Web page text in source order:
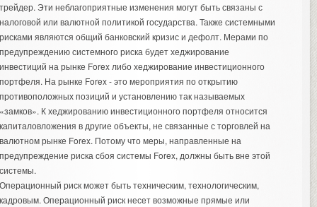
Эти неблагоприятные изменения могут быть связаны с
или валютной политикой государства. Также системными
являются общий банковский кризис и дефолт. Мерами по
системного риска будет хеджирование
на рынке Forex либо хеджирование инвестиционного
На рынке Forex - это мероприятия по открытию
позиций и установлению так называемых
К хеджированию инвестиционного портфеля относится
в другие объекты, не связанные с торговлей на
рынке Forex. Потому что меры, направленные на
риска сбоя системы Forex, должны быть вне этой
риск может быть техническим, технологическим,
Операционный риск несет возможные прямые или